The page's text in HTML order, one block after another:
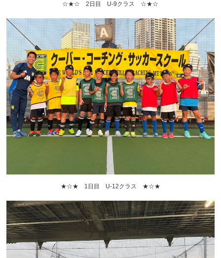
☆★☆ 2日目 U-9クラス ☆★☆
★☆★ 1日目 U-12クラス ★☆★